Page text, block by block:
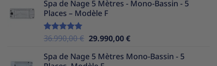
initial
était :
actuel
Spa de Nage 5 Mètres - Mono-Bassin - 5
Places – Modèle F
Note5.00
36.990,00€ Le
initial
29.990,00€Le
actuel
Spa de Nage 5 Mètres Mono-Bassin - 5